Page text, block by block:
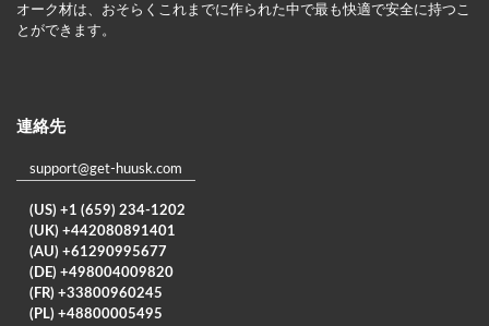
オーク材は、おそらくこれまでに作られた中で最も快適で安全に持つこ
とができます。
連絡先
support@get-huusk.com
(US) +1 (659) 234-1202
(UK) +442080891401
(AU) +61290995677
(DE) +498004009820
(FR) +33800960245
(PL) +48800005495